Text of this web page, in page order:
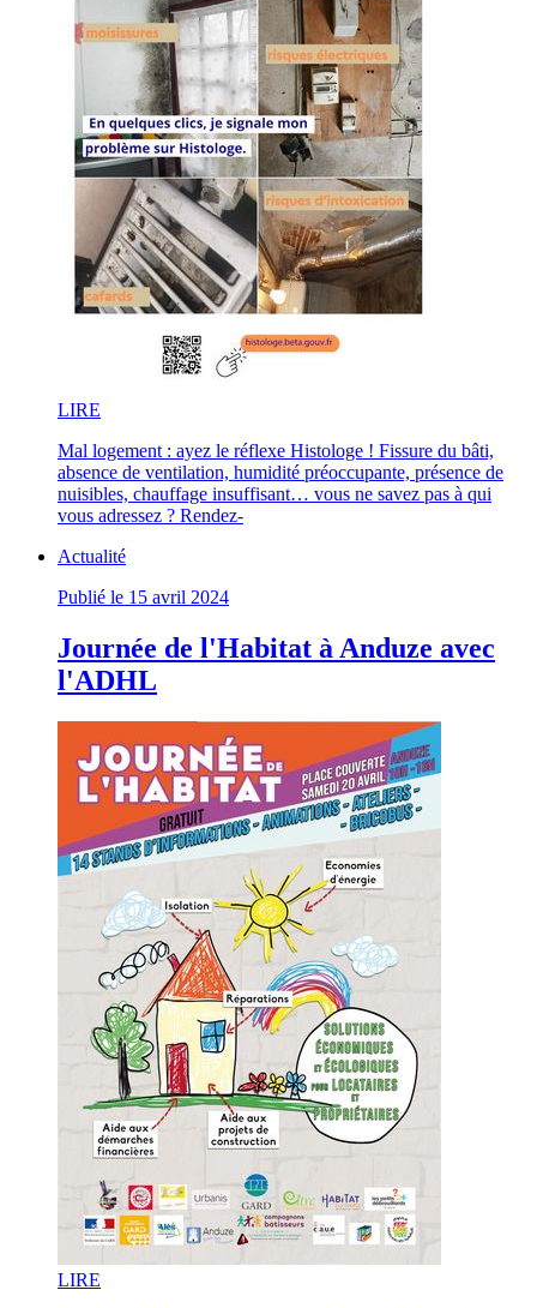
LIRE
Mal logement : ayez le réflexe Histologe ! Fissure du bâti,
absence de ventilation, humidité préoccupante, présence de
nuisibles, chauffage insuffisant… vous ne savez pas à qui
vous adressez ? Rendez-
Actualité
Publié le 15 avril 2024
Journée de l'Habitat à Anduze avec
l'ADHL
LIRE